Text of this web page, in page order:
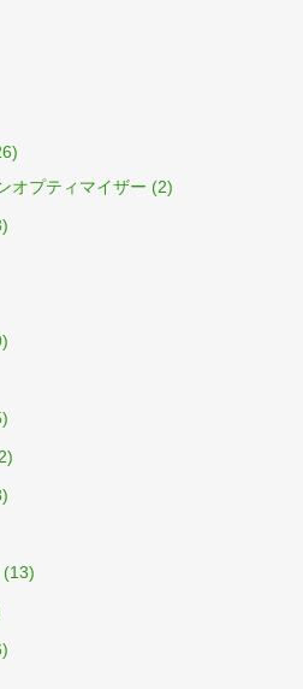
オプティマイザー (2)
(13)